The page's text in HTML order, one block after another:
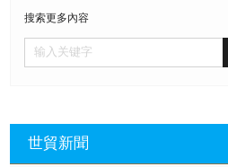
搜索更多內容
世貿新聞